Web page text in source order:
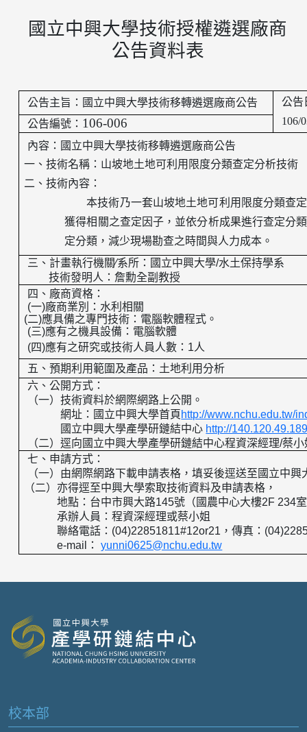
國立中興大學技術授權遴選廠商
公告資料表
公告主旨：國立中興大學技術移轉遴選廠商公告
公告
106/
公告編號： 106-006
內容：國立中興大學技術移轉遴選廠商公告
一、技術名稱： 山坡地土地可利用限度分類查定分析技術
二、技術內容：
本技術乃一套山坡地土地可利用限度分類查
獲得相關之查定因子，並依分析成果進行查定分
定分類，減少現場勘查之時間與人力成本。
三、 計畫執行機關∕系所：國立中興大學/水土保持學系
技術發明人： 詹勳全副教授
四、廠商資格：
(一)廠商業別：水利相關
(二)應具備之專門技術：電腦軟體程式。
(三)應有之機具設備：電腦軟體
(四)應有之研究或技術人員人數： 1人
五、預期利用範圍及產品： 土地利用分析
六、公開方式：
（一）技術資料於網際網路上公開。
網址：國立中興大學首頁 http://www.nchu.edu.tw/
國立中興大學產學研鏈結中心 http://
（二）逕向國立中興大學產學研鏈結中心程資深經理/蔡小
七、申請方式：
（一）由網際網路下載申請表格，填妥後逕送至國立中
（二）亦得逕至中興大學索取技術資料及申請表格，
地點：台中市興大路145號（國農中心大樓2F 234
承辦人員：程資深經理或蔡小姐
聯絡電話： (04)22851811#12or21 ，傳真：
e-mail
： yunni0625@nchu.edu.tw
校本部